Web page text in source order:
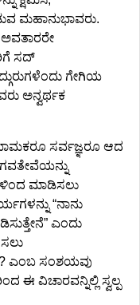
ಮಹಾನುಭಾವರು.
ಸದ್
ಗೇಗಿಯ
ಅನ್ವರ್ಥಕ
ಸರ್ವಜ್ಞರೂ ಆದ
ಮಾಡಿಸಲು
“ನಾನು
ಎಂದು
ಎಂಬ ಸಂಶಯವು
ಈ ವಿಚಾರವನ್ನಿಲ್ಲಿ ಸ್ವಲ್ಪ